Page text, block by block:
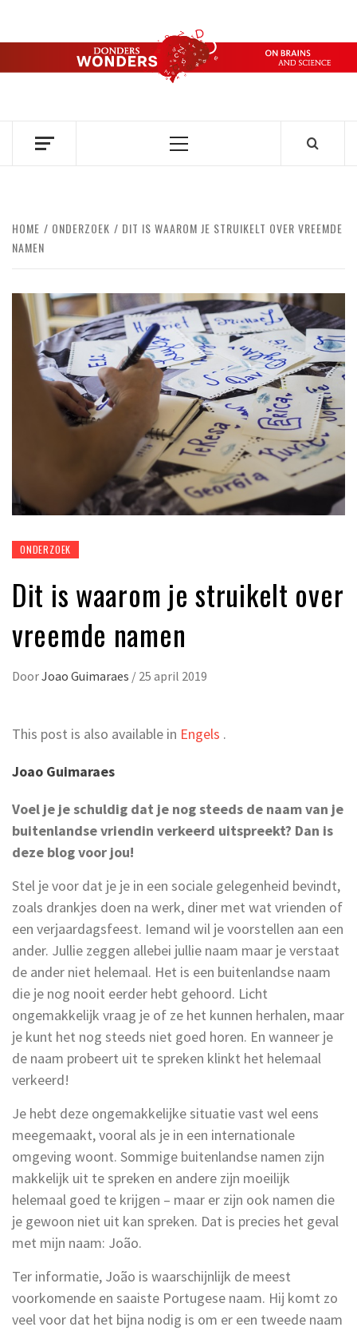
de
DONDERS
OVER HERSENEN EN WETENSCHAP // ON BRAINS AND
Primair
HOME ONDERZOEK
DIT IS WAAROM JE STRUIKELT OVER VREEMDE
NAMEN
ONDERZOEK
Dit is waarom je struikelt over
vreemde namen
DoorJoao Guimaraes / 25 april 2019
This post is also available in Engels .
Joao Guimaraes
Voel je je schuldig dat je nog steeds de naam van je
buitenlandse vriendin verkeerd uitspreekt? Dan is
deze blog voor jou!
Stel je voor dat je je in een sociale gelegenheid bevindt,
zoals drankjes doen na werk, diner met wat vrienden of
een verjaardagsfeest. Iemand wil je voorstellen aan een
ander. Jullie zeggen allebei jullie naam maar je verstaat
de ander niet helemaal. Het is een buitenlandse naam
die je nog nooit eerder hebt gehoord. Licht
ongemakkelijk vraag je of ze het kunnen herhalen, maar
je kunt het nog steeds niet goed horen. En wanneer je
de naam probeert uit te spreken klinkt het helemaal
verkeerd!
Je hebt deze ongemakkelijke situatie vast wel eens
meegemaakt, vooral als je in een internationale
omgeving woont. Sommige buitenlandse namen zijn
makkelijk uit te spreken en andere zijn moeilijk
helemaal goed te krijgen – maar er zijn ook namen die
je gewoon niet uit kan spreken. Dat is precies het geval
met mijn naam: João.
Ter informatie, João is waarschijnlijk de meest
voorkomende en saaiste Portugese naam. Hij komt zo
veel voor dat het bijna nodig is om er een tweede naam